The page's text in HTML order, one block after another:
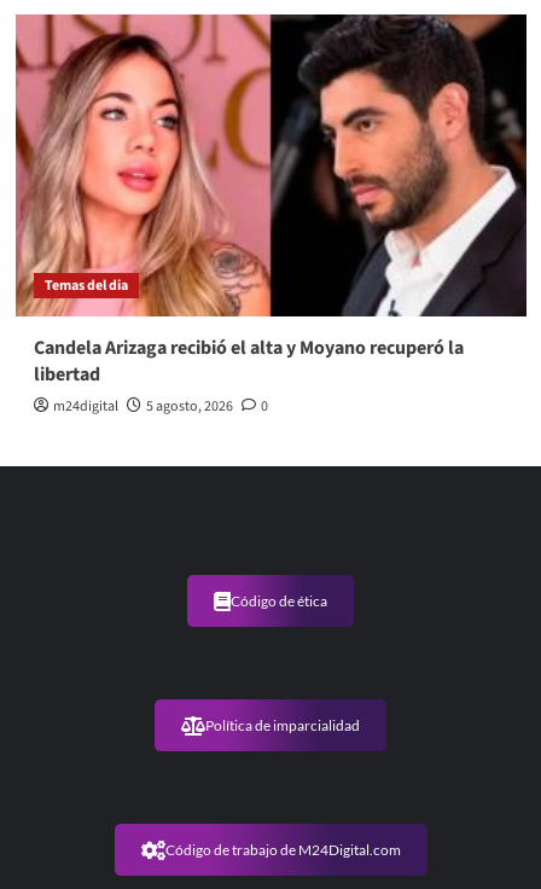
Temas del dia
Candela Arizaga recibió el alta y Moyano recuperó la
libertad
m24digital 5 agosto, 2026 0
Código de ética
Política de imparcialidad
Código de trabajo de M24Digital.com